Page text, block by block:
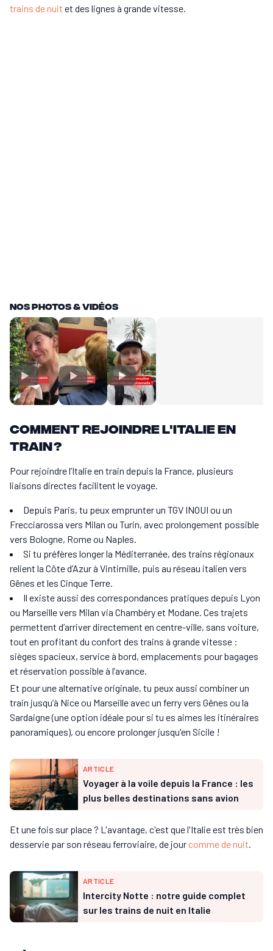
trains de nuit et des lignes à grande vitesse.
Nos Photos & vidéos
Comment rejoindre l'Italie en
train ?
Pour rejoindre l’Italie en train depuis la France, plusieurs
liaisons directes facilitent le voyage.
Depuis Paris, tu peux emprunter un TGV INOUI ou un
Frecciarossa vers Milan ou Turin, avec prolongement possible
vers Bologne, Rome ou Naples.
Si tu préfères longer la Méditerranée, des trains régionaux
relient la Côte d’Azur à Vintimille, puis au réseau italien vers
Gênes et les Cinque Terre.
Il existe aussi des correspondances pratiques depuis Lyon
ou Marseille vers Milan via Chambéry et Modane. Ces trajets
permettent d’arriver directement en centre-ville, sans voiture,
tout en profitant du confort des trains à grande vitesse :
sièges spacieux, service à bord, emplacements pour bagages
et réservation possible à l’avance.
Et pour une alternative originale, tu peux aussi combiner un
train jusqu’à Nice ou Marseille avec un ferry vers Gênes ou la
Sardaigne (une option idéale pour si tu es aimes les itinéraires
panoramiques), ou encore prolonger jusqu'en Sicile !
ARTICLE
Voyager à la voile depuis la France : les
plus belles destinations sans avion
Et une fois sur place ? L'avantage, c'est que l'Italie est très bien
desservie par son réseau ferroviaire, de jour comme de nuit.
ARTICLE
Intercity Notte : notre guide complet
sur les trains de nuit en Italie